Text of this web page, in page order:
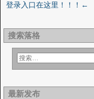
登录入口在这里！！！←
搜索落格
最新发布